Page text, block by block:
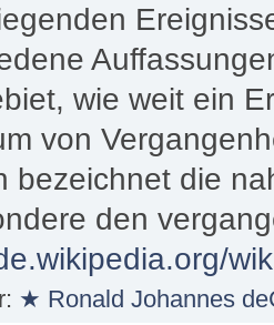
wie weit ein
von
bezeichnet die
den
★ Ronald Johannes